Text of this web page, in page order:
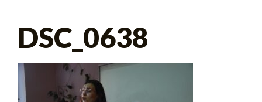
DSC_0638